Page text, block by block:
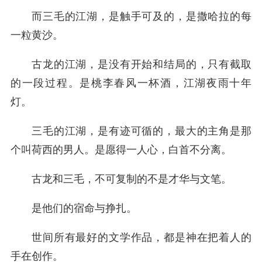
而三毛的江湖，是触手可及的，是撒哈拉的每
一粒黄沙。
古龙的江湖，是没有开始和结局的，只有截取
的一段过程。是桃李春风一杯酒，江湖夜雨十年
灯。
三毛的江湖，是有迹可循的，最大的主角是那
个叫荷西的男人。是愿得一人心，白首不分离。
古龙和三毛，不可复制的不是才华与文笔。
是他们的宿命与挣扎。
世间所有最好的文学作品，都是神在把着人的
手在创作。